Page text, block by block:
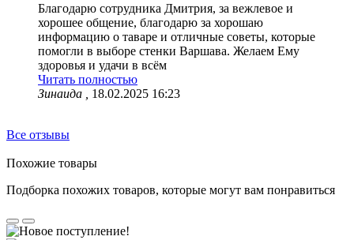
Благодарю сотрудника Дмитрия, за вежлевое и
хорошее общение, благодарю за хорошаю
информацию о таваре и отличные советы, которые
помогли в выборе стенки Варшава. Желаем Ему
здоровья и удачи в всём
Читать полностью
Зинаида ,
18.02.2025 16:23
Все отзывы
Похожие товары
Подборка похожих товаров, которые могут вам понравиться